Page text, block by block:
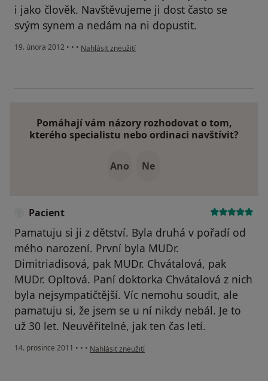
i jako člověk. Navštěvujeme ji dost často se
svým synem a nedám na ni dopustit.
19. února 2012 • • • podle názoru uživatele Holuša
Nahlásit zneužití
Pomáhají vám názory rozhodovat o tom,
kterého specialistu nebo ordinaci navštívit?
Ano Ne
Pacient
Pamatuju si ji z dětství. Byla druhá v pořadí od
mého narození. První byla MUDr.
Dimitriadisová, pak MUDr. Chvátalová, pak
MUDr. Opltová. Paní doktorka Chvátalová z nich
byla nejsympatičtější. Víc nemohu soudit, ale
pamatuju si, že jsem se u ní nikdy nebál. Je to
už 30 let. Neuvěřitelné, jak ten čas letí.
14. prosince 2011 • • • podle názoru uživatele Pacient
Nahlásit zneužití